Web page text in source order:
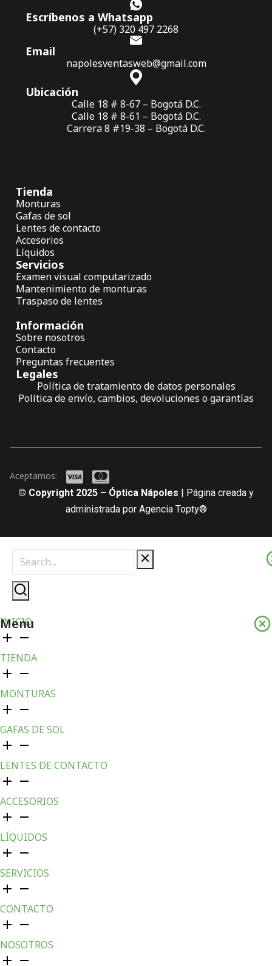
Escríbenos a Whatsapp
(+57) 320 497 2268
Email
napolesventasweb@gmail.com
Ubicación
Calle 18 # 8-67 – Bogotá D.C.
Calle 18 # 8-61 – Bogotá D.C.
Carrera 8 #19-38 – Bogotá D.C.
Tienda
Monturas
Gafas de sol
Lentes de contacto
Accesorios
Líquidos
Servicios
Examen visual computarizado
Mantenimiento de monturas
Traspaso de lentes
Información
Sobre nosotros
Contacto
Preguntas frecuentes
Legales
Política de tratamiento de datos personales
Política de envío, cambios, devoluciones o garantías
© Copyright 2025 – Óptica Nápoles
| Página creada y
administrada por Agencia Topty®
Aceptamos:
Menu
INICIO
TIENDA
MONTURAS
GAFAS DE SOL
LENTES DE CONTACTO
ACCESORIOS
LÍQUIDOS
SERVICIOS
CONTACTO
NOSOTROS